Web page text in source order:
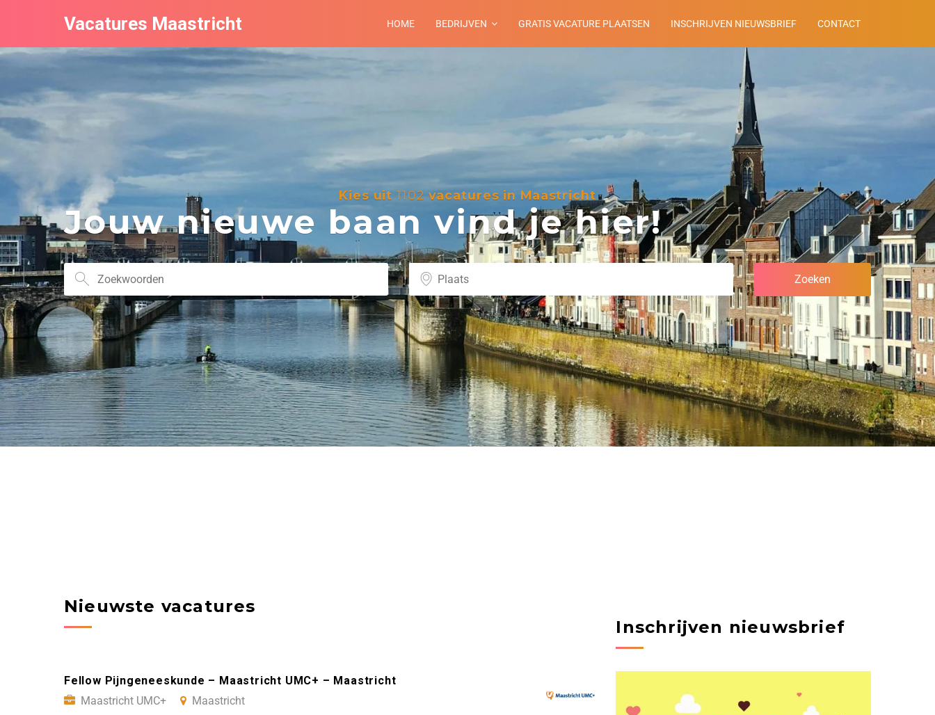
Vacatures Maastricht HOME BEDRIJVEN GRATIS VACATURE PLAATSEN INSCHRIJVEN NIEUWSBRIEF CONTACT
Kies uit1102 vacatures in Maastricht
Jouw nieuwe baan vind je hier!
Nieuwste vacatures
Fellow Pijngeneeskunde – Maastricht UMC+ – Maastricht
Maastricht UMC+
Maastricht
Inschrijven nieuwsbrief